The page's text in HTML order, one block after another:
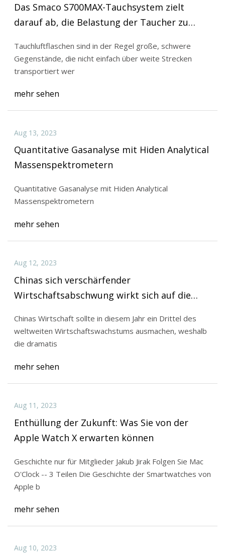
Das Smaco S700MAX-Tauchsystem zielt
darauf ab, die Belastung der Taucher zu
Tauchluftflaschen sind in der Regel große, schwere
Gegenstände, die nicht einfach über weite Strecken
transportiert wer
mehr sehen
Aug 13, 2023
Quantitative Gasanalyse mit Hiden Analytical
Massenspektrometern
Quantitative Gasanalyse mit Hiden Analytical
Massenspektrometern
mehr sehen
Aug 12, 2023
Chinas sich verschärfender
Wirtschaftsabschwung wirkt sich auf die
Chinas Wirtschaft sollte in diesem Jahr ein Drittel des
weltweiten Wirtschaftswachstums ausmachen, weshalb
die dramatis
mehr sehen
Aug 11, 2023
Enthüllung der Zukunft: Was Sie von der
Apple Watch X erwarten können
Geschichte nur für Mitglieder Jakub Jirak Folgen Sie Mac
O'Clock -- 3 Teilen Die Geschichte der Smartwatches von
Apple b
mehr sehen
Aug 10, 2023